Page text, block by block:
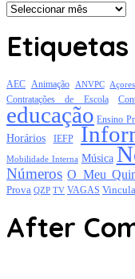
Arquivo
Etiquetas
AEC Animação ANVPC Açores
Contratações de Escola
educação Ensino
Horários IEFP
Mobilidade Interna Música
Números O Meu
Prova QZP TV VAGAS
After